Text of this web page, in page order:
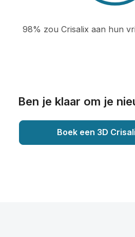
98% zou Crisalix aan hun
Ben je klaar om je
Boek een 3D